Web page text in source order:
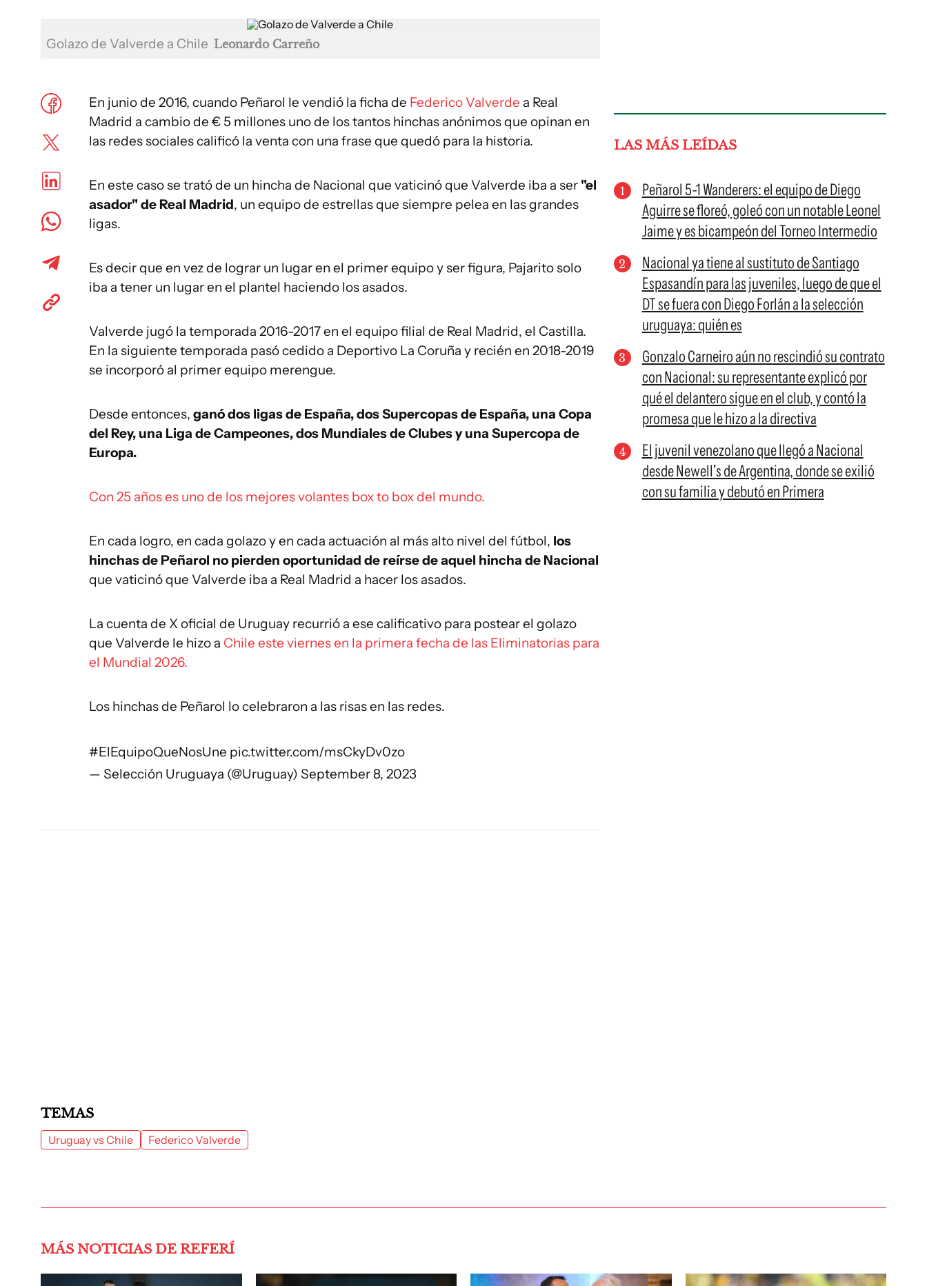
Golazo de Valverde a Chile Leonardo Carreño
En junio de 2016, cuando Peñarol le vendió la ficha de Federico Valverde a Real
Madrid a cambio de € 5 millones uno de los tantos hinchas anónimos que opinan en
las redes sociales calificó la venta con una frase que quedó para la historia.
En este caso se trató de un hincha de Nacional que vaticinó que Valverde iba a ser "el
asador" de Real Madrid, un equipo de estrellas que siempre pelea en las grandes
ligas.
Es decir que en vez de lograr un lugar en el primer equipo y ser figura, Pajarito solo
iba a tener un lugar en el plantel haciendo los asados.
Valverde jugó la temporada 2016-2017 en el equipo filial de Real Madrid, el Castilla.
En la siguiente temporada pasó cedido a Deportivo La Coruña y recién en 2018-2019
se incorporó al primer equipo merengue.
Desde entonces, ganó dos ligas de España, dos Supercopas de España, una Copa
del Rey, una Liga de Campeones, dos Mundiales de Clubes y una Supercopa de
Europa.
Con 25 años es uno de los mejores volantes box to box del mundo.
En cada logro, en cada golazo y en cada actuación al más alto nivel del fútbol, los
hinchas de Peñarol no pierden oportunidad de reírse de aquel hincha de Nacional
que vaticinó que Valverde iba a Real Madrid a hacer los asados.
La cuenta de X oficial de Uruguay recurrió a ese calificativo para postear el golazo
que Valverde le hizo a Chile este viernes en la primera fecha de las Eliminatorias para
el Mundial 2026.
Los hinchas de Peñarol lo celebraron a las risas en las redes.
#ElEquipoQueNosUne pic.twitter.com/msCkyDv0zo
— Selección Uruguaya (@Uruguay) September 8, 2023
LAS MÁS LEÍDAS
Peñarol 5-1 Wanderers: el equipo de Diego
Aguirre se floreó, goleó con un notable Leonel
Jaime y es bicampeón del Torneo Intermedio
Nacional ya tiene al sustituto de Santiago
Espasandín para las juveniles, luego de que el
DT se fuera con Diego Forlán a la selección
uruguaya: quién es
Gonzalo Carneiro aún no rescindió su contrato
con Nacional: su representante explicó por
qué el delantero sigue en el club, y contó la
promesa que le hizo a la directiva
El juvenil venezolano que llegó a Nacional
desde Newell's de Argentina, donde se exilió
con su familia y debutó en Primera
TEMAS
Uruguay vs Chile Federico Valverde
MÁS NOTICIAS DE REFERÍ